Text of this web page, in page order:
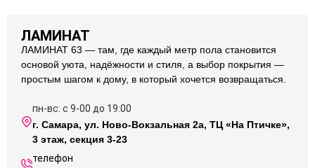
ЛАМИНАТ
ЛАМИНАТ 63 — там, где каждый метр пола становится
основой уюта, надёжности и стиля, а выбор покрытия —
простым шагом к дому, в который хочется возвращаться.
пн-вс: с 9-00 до 19:00
г. Самара, ул. Ново-Вокзальная 2а, ТЦ «На Птичке»,
3 этаж, секция 3-23
телефон